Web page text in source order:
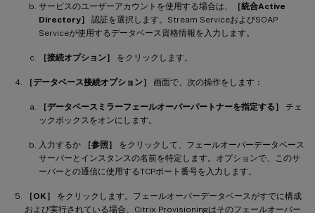
サービスのユーザーアカウントを使用する場合は、
［統合Active
Directory］
認証を選択します。Stream ServiceおよびSOAP
Serviceが使用するデータベース資格情報を入力します。
［接続オプション］ をクリックします。
［データベース接続オプション］ 画面で、次の操作をします：
［データベースミラーフェールオーバーパートナーを指定する］
チェ
ックボックスをオンにします。
入力するか ［参照］
をクリックして、フェールオーバーデータベース
サーバーとインスタンスの名前を特定します。オプションで、このサ
ーバーとの通信に使用するTCPポート番号を入力します。
［OK］
をクリックします。フェールオーバーデータベースがすでに構成
および実行されている場合、Citrix Provisioningはそのフェールオーバー